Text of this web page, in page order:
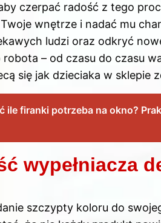
czerpać radość z tego
wnętrze i nadać mu
ludzi oraz odkryć
– od czasu do czasu
się jak dzieciaka w sklepie
ile firanki potrzeba na okno?
wypełniacza
szczypty koloru do